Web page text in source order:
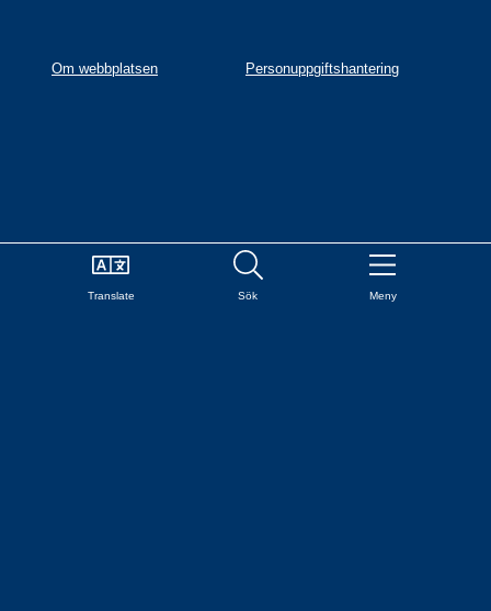
Translate Sök Meny
Om webbplatsen Personuppgiftshantering